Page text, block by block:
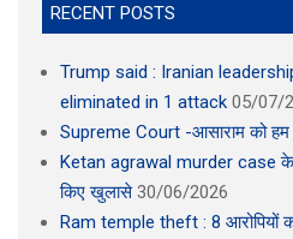
RECENT POSTS
Trump said : Iranian
eliminated in 1 attack 05/07/
Supreme Court -आसाराम को हम
Ketan agrawal murder case के
किए खुलासे 30/06/2026
Ram temple theft : 8 आरोपियों